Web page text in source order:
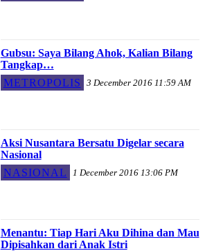
Gubsu: Saya Bilang Ahok, Kalian Bilang
Tangkap…
METROPOLIS
3 December 2016 11:59 AM
Aksi Nusantara Bersatu Digelar secara
Nasional
NASIONAL
1 December 2016 13:06 PM
Menantu: Tiap Hari Aku Dihina dan Mau
Dipisahkan dari Anak Istri